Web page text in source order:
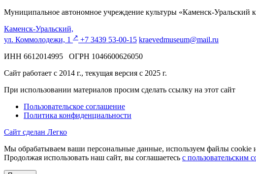
Муниципальное автономное учреждение культуры «Каменск-Уральский
Каменск-Уральский,
ул. Коммолодежи, 1 ↗️ +7 3439 53-00-15 kraevedmuseum@mail.ru
ИНН 6612014995 ОГРН 1046600626050
Сайт работает с 2014 г., текущая версия с 2025 г.
При использовании материалов просим сделать ссылку на этот сайт
Пользовательское соглашение
Политика конфиденциальности
Сайт сделан Легко
Мы обрабатываем ваши персональные данные, используем файлы cookie
Продолжая использовать наш сайт, вы соглашаетесь с пользовательским